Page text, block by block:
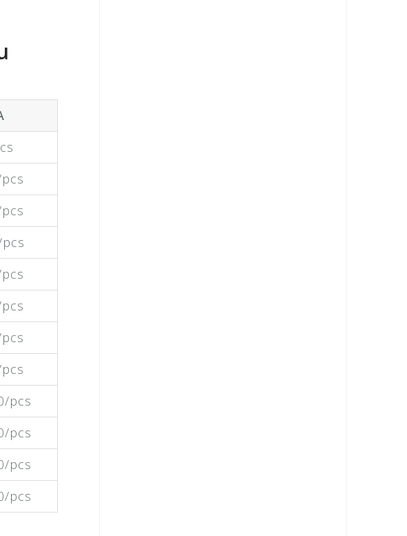
pcs
pcs
pcs
pcs